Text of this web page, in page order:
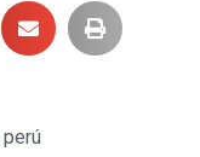
perú